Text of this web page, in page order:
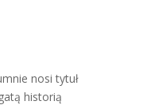
nosi tytuł
historią